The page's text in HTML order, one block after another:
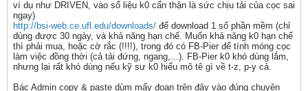
ví dụ như DRIVEN, vào số liệu k0 cẩn thận là sức chịu tải của cọc sai
ngay)
http://bsi-web.ce.ufl.edu/downloads/ để download 1 số phần mềm (chỉ
dùng được 30 ngày, và khả năng hạn chế. Muốn khả năng k0 hạn chế
thì phải mua, hoặc cờ rắc (!!!!), trong đó có FB-Pier để tính móng cọc
làm việc đồng thời (cả tải đứng, ngang,...). FB-Pier k0 khó dùng lắm,
nhưng lại rất khó dùng nếu kỹ sư k0 hiểu mô tê gì về t-z, p-y cả.
Bác Admin copy & paste dùm mấy đoạn trên đây vào đúng chuyên